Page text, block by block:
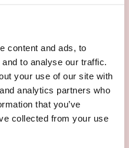
content and ads, to
to analyse our traffic.
your use of our site with
analytics partners who
that you’ve
collected from your use
framtid
om du eller din
en livförsäkring.
livförsäkringar och
som betalar ut